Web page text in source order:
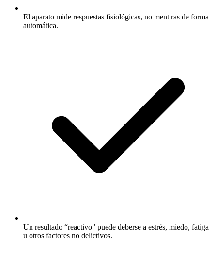
El aparato mide respuestas fisiológicas, no mentiras de forma
automática.
Un resultado “reactivo” puede deberse a estrés, miedo, fatiga
u otros factores no delictivos.